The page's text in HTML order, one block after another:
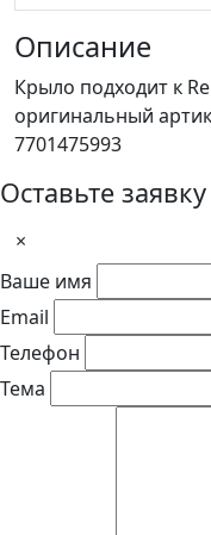
Описание
Крыло подходит к
оригинальный
7701475993
Оставьте заявку
×
Ваше имя
Email
Телефон
Тема